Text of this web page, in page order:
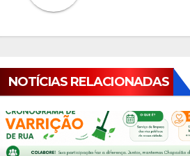
NOTÍCIAS RELACIONADAS